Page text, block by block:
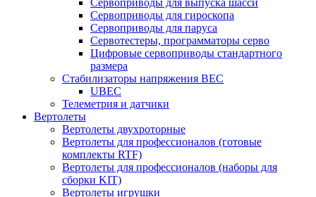
Сервоприводы для выпуска шасси
Сервоприводы для гироскопа
Сервоприводы для паруса
Сервотестеры, программаторы серво
Цифровые сервоприводы стандартного
размера
Стабилизаторы напряжения BEC
UBEC
Телеметрия и датчики
Вертолеты
Вертолеты двухроторные
Вертолеты для профессионалов (готовые
комплекты RTF)
Вертолеты для профессионалов (наборы для
сборки KIT)
Вертолеты игрушки